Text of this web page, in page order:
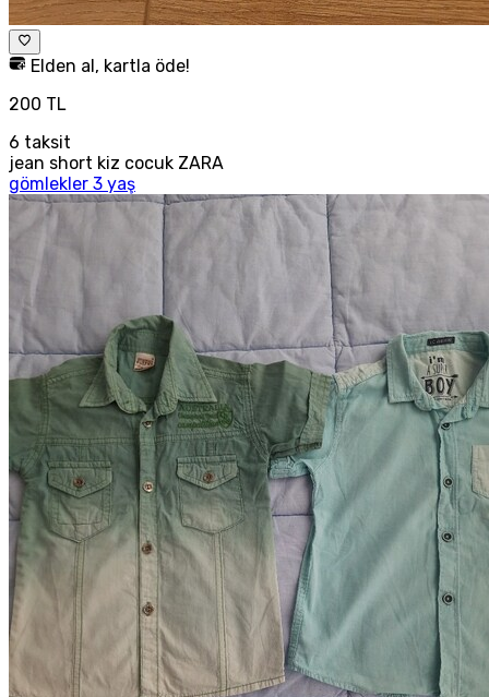
Elden al, kartla öde!
200 TL
6 taksit
jean short kiz cocuk ZARA
gömlekler 3 yaş